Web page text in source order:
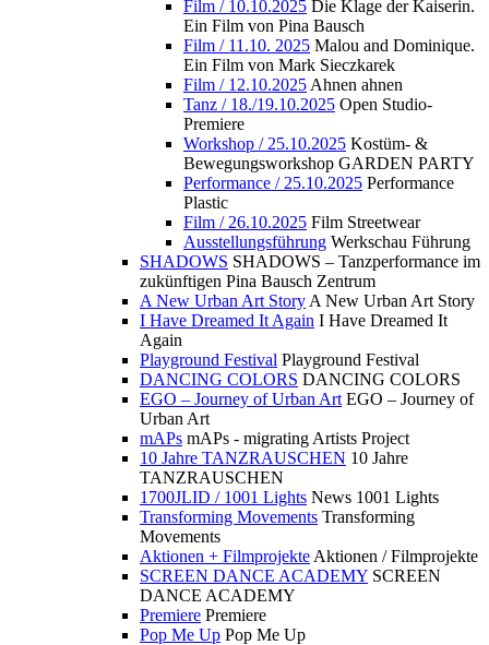
Film / 10.10.2025 Die Klage der Kaiserin.
Ein Film von Pina Bausch
Film / 11.10. 2025 Malou and Dominique.
Ein Film von Mark Sieczkarek
Film / 12.10.2025 Ahnen ahnen
Tanz / 18./19.10.2025 Open Studio-
Premiere
Workshop / 25.10.2025 Kostüm- &
Bewegungsworkshop GARDEN PARTY
Performance / 25.10.2025 Performance
Plastic
Film / 26.10.2025 Film Streetwear
Ausstellungsführung Werkschau Führung
SHADOWS SHADOWS – Tanzperformance im
zukünftigen Pina Bausch Zentrum
A New Urban Art Story A New Urban Art Story
I Have Dreamed It Again I Have Dreamed It
Again
Playground Festival Playground Festival
DANCING COLORS DANCING COLORS
EGO – Journey of Urban Art EGO – Journey of
Urban Art
mAPs mAPs - migrating Artists Project
10 Jahre TANZRAUSCHEN 10 Jahre
TANZRAUSCHEN
1700JLID / 1001 Lights News 1001 Lights
Transforming Movements Transforming
Movements
Aktionen + Filmprojekte Aktionen / Filmprojekte
SCREEN DANCE ACADEMY SCREEN
DANCE ACADEMY
Premiere Premiere
Pop Me Up Pop Me Up